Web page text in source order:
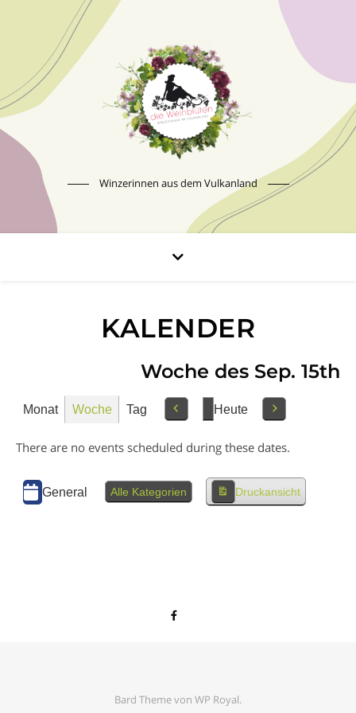
Winzerinnen aus dem Vulkanland
KALENDER
Woche des Sep. 15th
Monat Woche Tag
Vorherige
Heute
Nächstes
There are no events scheduled during these dates.
Kategorien
General Alle Kategorien Druckansicht
Bard Theme von WP Royal.